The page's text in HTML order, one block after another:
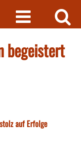
begeistert
auf Erfolge